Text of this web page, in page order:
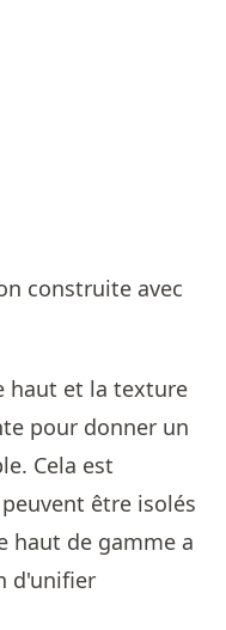
haut et la texture
pour donner un
Cela est
être isolés
haut de gamme a
d'unifier